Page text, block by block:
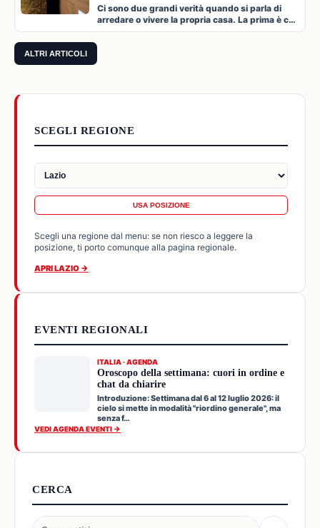
Ci sono due grandi verità quando si parla di
arredare o vivere la propria casa. La prima è che
l'illuminazione è l'archi…
ALTRI ARTICOLI
SCEGLI REGIONE
USA POSIZIONE
Scegli una regione dal menu: se non riesco a leggere la
posizione, ti porto comunque alla pagina regionale.
APRI LAZIO →
EVENTI REGIONALI
ITALIA · AGENDA
Oroscopo della settimana: cuori in ordine e
chat da chiarire
Introduzione: Settimana dal 6 al 12 luglio 2026: il
cielo si mette in modalità "riordino generale", ma
senza f…
VEDI AGENDA EVENTI →
CERCA